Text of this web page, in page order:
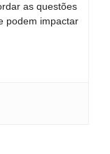
as questões
podem impactar